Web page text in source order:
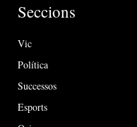
Seccions
Vic
Política
Successos
Esports